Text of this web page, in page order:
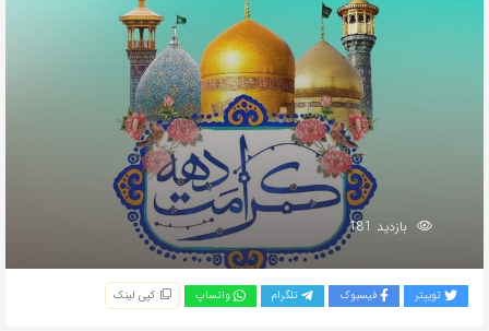
بازدید 181
توییتر فیسبوک تلگرام واتساپ کپی لینک